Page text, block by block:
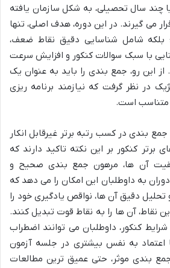
چند سال تحصیلی، به شکل سازمان یافته
می گیرند. در این دوره، هدف اصلی، تنها
بلکه شامل شناسایی دقیق نقاط ضعف،
با سبک سوالات کنکور و افزایش سرعت
این رو، جمع بندی را باید به عنوان یک
در نظر گرفت که نیازمند برنامه ریزی
متناسب است.
بندی در کسب رتبه برتر غیرقابل انکار
برتر کنکور بر این نکته تاکید دارند که
آن ها، مرهون جمع بندی صحیح و
به داوطلبان این امکان را می دهد که
دقیق آن ها، نواقص یادگیری خود را
نقاط، آن ها را به نقاط قوت تبدیل کنند.
کنکور، داوطلبان می توانند اضطراب
اعتماد به نفس بیشتری در جلسه آزمون
بندی موثر، حتی عمیق ترین مطالعات